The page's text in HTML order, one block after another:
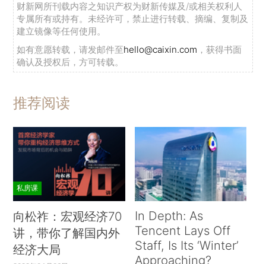
财新网所刊载内容之知识产权为财新传媒及/或相关权利人
专属所有或持有。未经许可，禁止进行转载、摘编、复制及
建立镜像等任何使用。
如有意愿转载，请发邮件至hello@caixin.com ，获得书面
确认及授权后，方可转载。
推荐阅读
私房课
向松祚：宏观经济70
讲，带你了解国内外
经济大局
In Depth: As
Tencent Lays Off
Staff, Is Its ‘Winter’
Approaching?